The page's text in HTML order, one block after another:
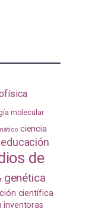
molecular
ciencia
educación
de
genética
científica
inventoras